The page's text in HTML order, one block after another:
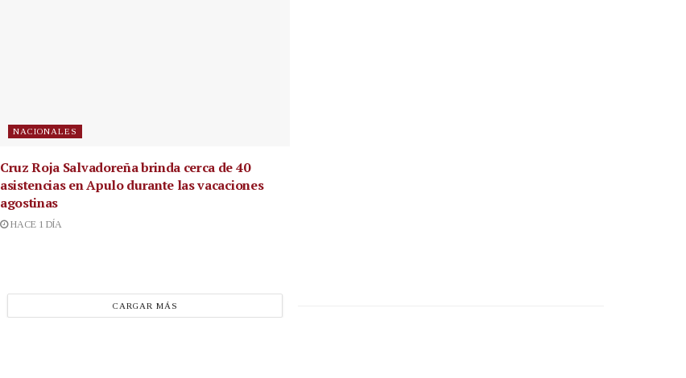
NACIONALES
Cruz Roja Salvadoreña brinda cerca de 40
asistencias en Apulo durante las vacaciones
agostinas
HACE 1 DÍA
CARGAR MÁS